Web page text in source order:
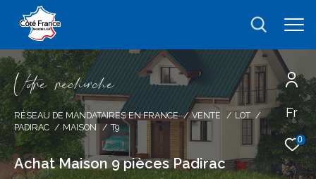
Fr
0
Vore recece
RÉSEAU DE MANDATAIRES EN FRANCE VENTE
LOT
PADIRAC
MAISON T9
Achat Maison 9 pièces Padirac
Effectuer une recherche
et trouver le bien qui correspond à vos
critères